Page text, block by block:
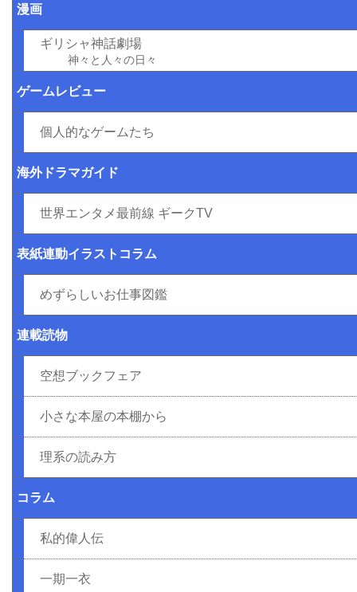
漫画
ギリシャ神話劇場
神々と人々の日々
ゲームレビュー
個人的なゲームたち
海外ドラマガイド
世界エンタメ最前線 ギークTV
表紙連動イラストコラム
めずらしいお仕事図鑑
連載読物
空想ブックフェア
小さな本屋の本棚から
理系の読み方
コラム
私的偉人伝
一期一衣